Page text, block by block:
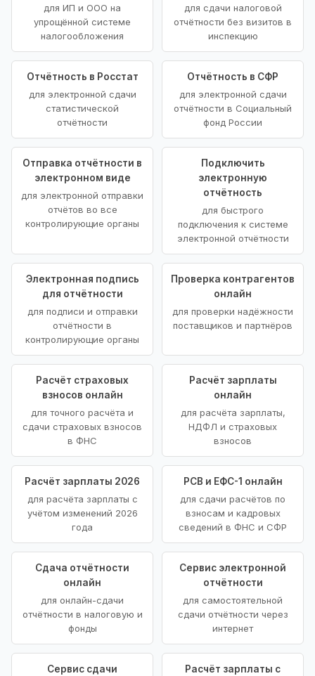
для ИП и ООО на
упрощённой системе
налогообложения
для сдачи налоговой
отчётности без визитов в
инспекцию
Отчётность в Росстат
для электронной сдачи
статистической
отчётности
Отчётность в СФР
для электронной сдачи
отчётности в Социальный
фонд России
Отправка отчётности в
электронном виде
для электронной отправки
отчётов во все
контролирующие органы
Подключить
электронную
отчётность
для быстрого
подключения к системе
электронной отчётности
Электронная подпись
для отчётности
для подписи и отправки
отчётности в
контролирующие органы
Проверка контрагентов
онлайн
для проверки надёжности
поставщиков и партнёров
Расчёт страховых
взносов онлайн
для точного расчёта и
сдачи страховых взносов
в ФНС
Расчёт зарплаты
онлайн
для расчёта зарплаты,
НДФЛ и страховых
взносов
Расчёт зарплаты 2026
для расчёта зарплаты с
учётом изменений 2026
года
РСВ и ЕФС-1 онлайн
для сдачи расчётов по
взносам и кадровых
сведений в ФНС и СФР
Сдача отчётности
онлайн
для онлайн-сдачи
отчётности в налоговую и
фонды
Сервис электронной
отчётности
для самостоятельной
сдачи отчётности через
интернет
Сервис сдачи
Расчёт зарплаты с